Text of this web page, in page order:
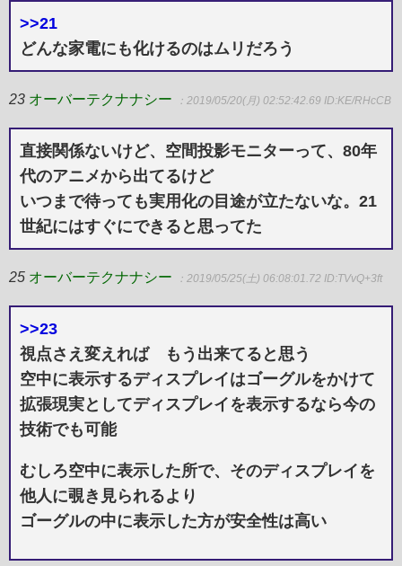
>>21
どんな家電にも化けるのはムリだろう
23 オーバーテクナナシー ：2019/05/20(月) 02:52:42.69 ID:KE/RHcCB
直接関係ないけど、空間投影モニターって、80年
代のアニメから出てるけど
いつまで待っても実用化の目途が立たないな。21
世紀にはすぐにできると思ってた
25 オーバーテクナナシー ：2019/05/25(土) 06:08:01.72 ID:TVvQ+3ft
>>23
視点さえ変えれば もう出来てると思う
空中に表示するディスプレイはゴーグルをかけて
拡張現実としてディスプレイを表示するなら今の
技術でも可能
むしろ空中に表示した所で、そのディスプレイを
他人に覗き見られるより
ゴーグルの中に表示した方が安全性は高い